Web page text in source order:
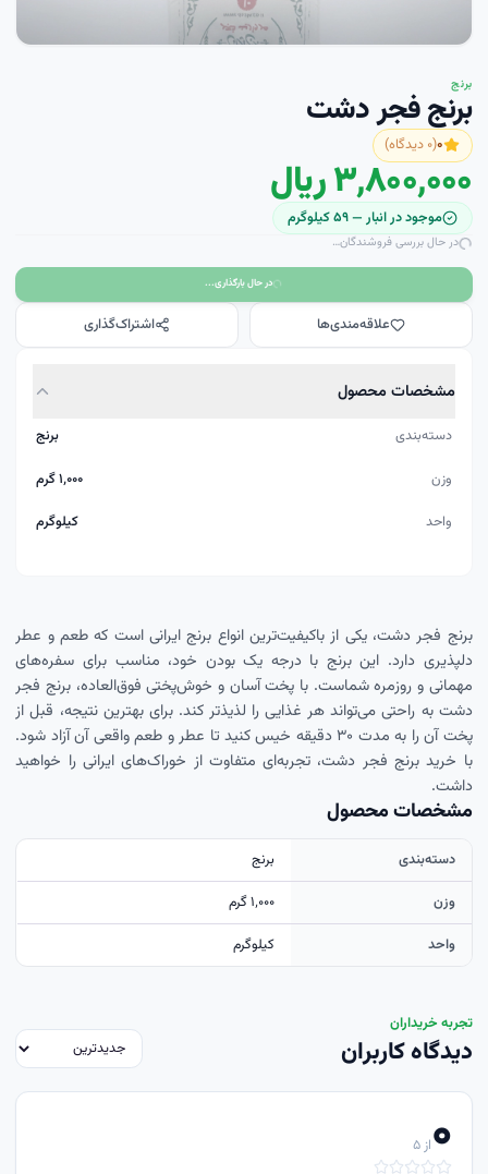
برنج
برنج فجر دشت
۰(۰ دیدگاه)
۳٬۸۰۰٬۰۰۰ ریال
موجود در انبار —۵۹کیلوگرم
در حال بررسی فروشندگان…
در حال بارگذاری...
علاقه‌مندی‌ها اشتراک‌گذاری
مشخصات محصول
دسته‌بندی
برنج
وزن
۱٬۰۰۰ گرم
واحد
کیلوگرم
برنج فجر دشت، یکی از باکیفیت‌ترین انواع برنج ایرانی است که طعم و عطر
دلپذیری دارد. این برنج با درجه یک بودن خود، مناسب برای سفره‌های
مهمانی و روزمره شماست. با پخت آسان و خوش‌پختی فوق‌العاده، برنج فجر
دشت به راحتی می‌تواند هر غذایی را لذیذتر کند. برای بهترین نتیجه، قبل از
پخت آن را به مدت ۳۰ دقیقه خیس کنید تا عطر و طعم واقعی آن آزاد شود.
با خرید برنج فجر دشت، تجربه‌ای متفاوت از خوراک‌های ایرانی را خواهید
داشت.
مشخصات محصول
دسته‌بندی
برنج
وزن
۱٬۰۰۰ گرم
واحد
کیلوگرم
تجربه خریداران
دیدگاه کاربران
۰از ۵